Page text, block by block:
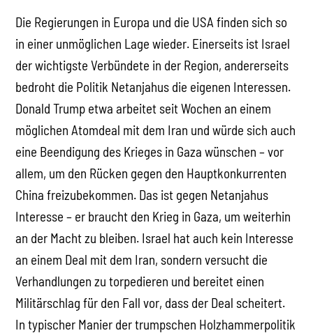
Die Regierungen in Europa und die USA finden sich so
in einer unmöglichen Lage wieder. Einerseits ist Israel
der wichtigste Verbündete in der Region, andererseits
bedroht die Politik Netanjahus die eigenen Interessen.
Donald Trump etwa arbeitet seit Wochen an einem
möglichen Atomdeal mit dem Iran und würde sich auch
eine Beendigung des Krieges in Gaza wünschen – vor
allem, um den Rücken gegen den Hauptkonkurrenten
China freizubekommen. Das ist gegen Netanjahus
Interesse – er braucht den Krieg in Gaza, um weiterhin
an der Macht zu bleiben. Israel hat auch kein Interesse
an einem Deal mit dem Iran, sondern versucht die
Verhandlungen zu torpedieren und bereitet einen
Militärschlag für den Fall vor, dass der Deal scheitert.
In typischer Manier der trumpschen Holzhammerpolitik